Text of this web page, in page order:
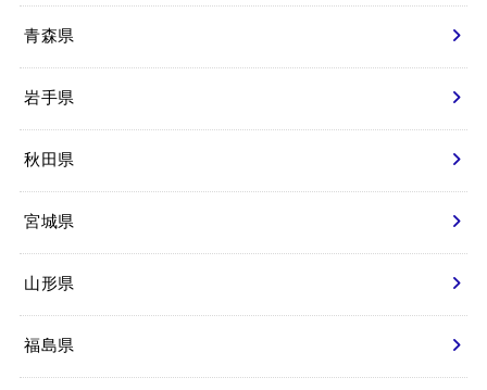
青森県
岩手県
秋田県
宮城県
山形県
福島県